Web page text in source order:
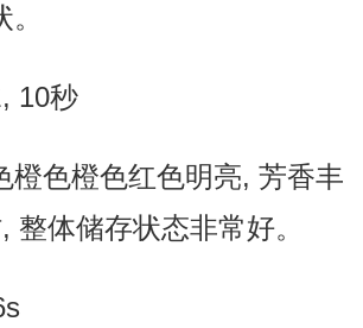
10秒
橙色橙色红色明亮, 芳香丰
整体储存状态非常好。